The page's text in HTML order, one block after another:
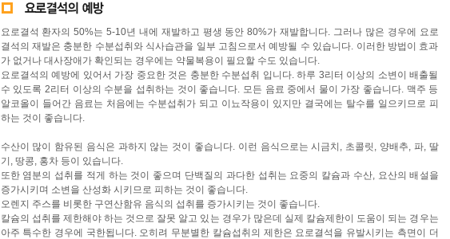
요로결석 환자의 50%는 5-10년 내에 재발하고 평생 동안 80%가 재발합니다. 그러나 많은 경우에 요로
결석의 재발은 충분한 수분섭취와 식사습관을 일부 고침으로서 예방될 수 있습니다. 이러한 방법이 효과
가 없거나 대사장애가 확인되는 경우에는 약물복용이 필요할 수도 있습니다.
요로결석의 예방에 있어서 가장 중요한 것은 충분한 수분섭취 입니다. 하루 3리터 이상의 소변이 배출될
수 있도록 2리터 이상의 수분을 섭취하는 것이 좋습니다. 모든 음료 중에서 물이 가장 좋습니다. 맥주 등
알코올이 들어간 음료는 처음에는 수분섭취가 되고 이뇨작용이 있지만 결국에는 탈수를 일으키므로 피
하는 것이 좋습니다.
수산이 많이 함유된 음식은 과하지 않는 것이 좋습니다. 이런 음식으로는 시금치, 초콜릿, 양배추, 파, 딸
기, 땅콩, 홍차 등이 있습니다.
또한 염분의 섭취를 적게 하는 것이 좋으며 단백질의 과다한 섭취는 요중의 칼슘과 수산, 요산의 배설을
증가시키며 소변을 산성화 시키므로 피하는 것이 좋습니다.
오렌지 주스를 비롯한 구연산함유 음식의 섭취를 증가시키는 것이 좋습니다.
칼슘의 섭취를 제한해야 하는 것으로 잘못 알고 있는 경우가 많은데 실제 칼슘제한이 도움이 되는 경우는
아주 특수한 경우에 국한됩니다. 오히려 무분별한 칼슘섭취의 제한은 요로결석을 유발시키는 측면이 더